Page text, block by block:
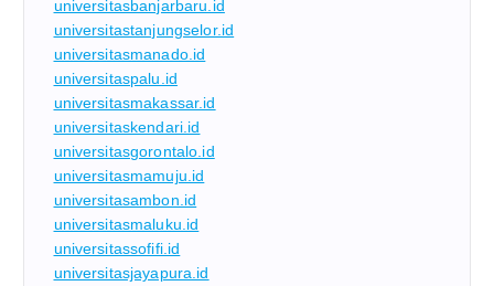
universitasbanjarbaru.id
universitastanjungselor.id
universitasmanado.id
universitaspalu.id
universitasmakassar.id
universitaskendari.id
universitasgorontalo.id
universitasmamuju.id
universitasambon.id
universitasmaluku.id
universitassofifi.id
universitasjayapura.id